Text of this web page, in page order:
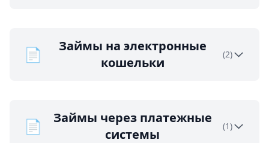
📄
Займы на электронные
кошельки
(2)
📄
Займы через платежные
системы
(1)